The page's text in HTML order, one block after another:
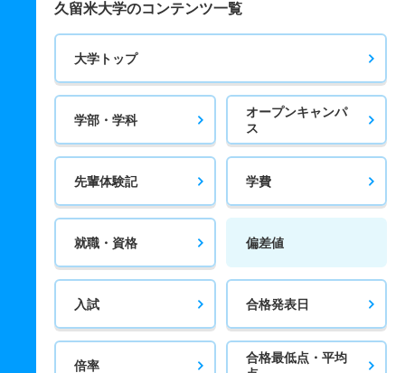
久留米大学のコンテンツ一覧
大学トップ
学部・学科
オープンキャンパ
ス
先輩体験記 学費
就職・資格 偏差値
入試 合格発表日
倍率
合格最低点・平均